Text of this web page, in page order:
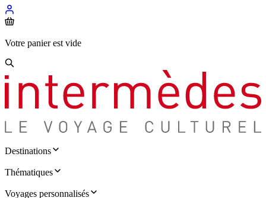
Votre panier est vide
Destinations
Thématiques
Voyages personnalisés